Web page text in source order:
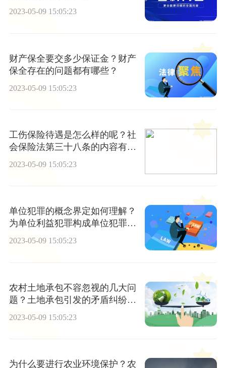
2023-05-09 15:05:23
财产保全要交多少保证金？财产
保全存在的问题都有哪些？
2023-05-09 15:05:23
工伤保险待遇是怎么样的呢？社
会保险法第三十八条的内容有什
2023-05-09 15:05:23
单位犯罪的概念界定如何理解？
为单位利益犯罪构成单位犯罪
吗？
2023-05-09 15:05:23
农村土地承包不容忽视的几大问
题？土地承包引发的矛盾纠纷怎
2023-05-09 15:05:23
为什么要进行农业环境保护？农